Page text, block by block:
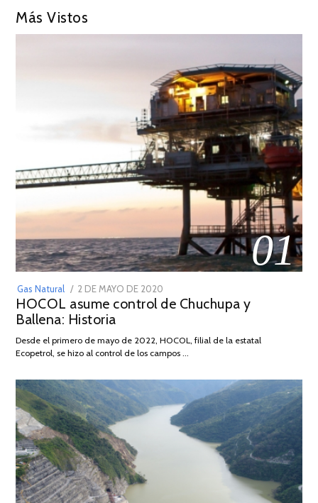
Más Vistos
01
Gas Natural
POSTED
ON
2 DE MAYO DE 2020
DE
2026
HOCOL asume control de Chuchupa y
Ballena: Historia
Desde el primero de mayo de 2022, HOCOL, filial de la estatal
Ecopetrol, se hizo al control de los campos …